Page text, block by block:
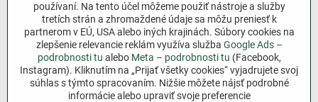
Ďakujeme za podporu
Sme slovenský e-shop bez dotácií​. Fungujeme len
vďaka vám – ľuďom, ktorí veria v poctivú prácu a
lásku k pôde​. Každý nákup na Jutro​.sk nám pomáha
pokračovať v tom, čo má zmysel – pomáhať
záhradkárom zadarmo a srdcom​.
používaní. Na tento účel môžeme použiť nástroje a služby
tretích strán a zhromaždené údaje sa môžu preniesť k
partnerom v EÚ, USA alebo iných krajinách. Súbory cookies na
zlepšenie relevancie reklám využíva služba Google Ads –
podrobnosti tu alebo Meta – podrobnosti tu (Facebook,
Instagram). Kliknutím na „Prijať všetky cookies“ vyjadrujete svoj
súhlas s týmto spracovaním. Nižšie môžete nájsť podrobné
informácie alebo upraviť svoje preferencie